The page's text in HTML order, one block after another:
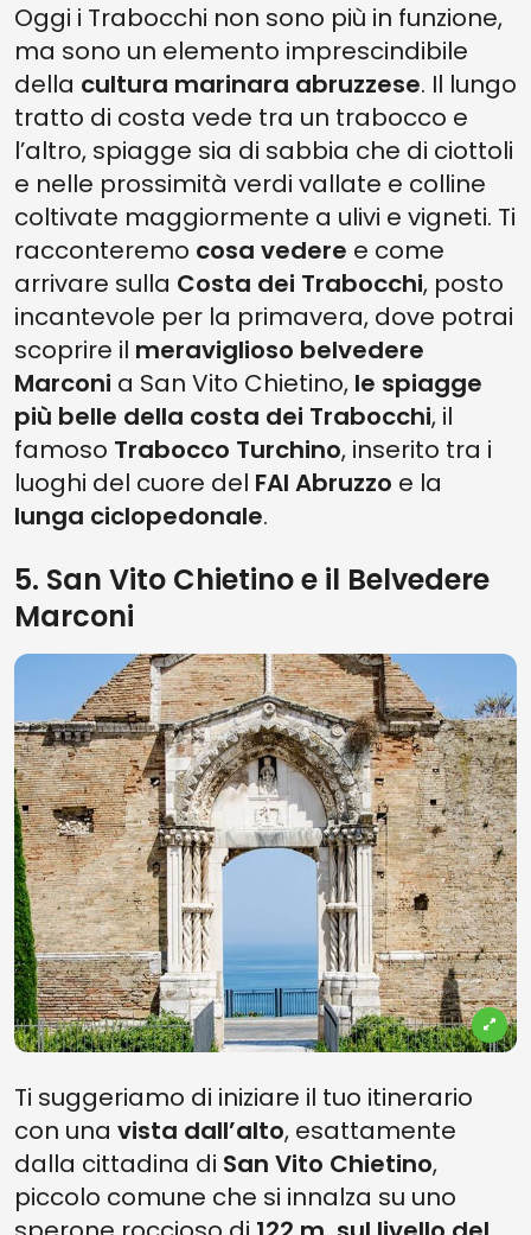
Oggi i Trabocchi non sono più in funzione,
ma sono un elemento imprescindibile
della cultura marinara abruzzese. Il lungo
tratto di costa vede tra un trabocco e
l’altro, spiagge sia di sabbia che di ciottoli
e nelle prossimità verdi vallate e colline
coltivate maggiormente a ulivi e vigneti. Ti
racconteremo cosa vedere e come
arrivare sulla Costa dei Trabocchi, posto
incantevole per la primavera, dove potrai
scoprire il meraviglioso belvedere
Marconi a San Vito Chietino, le spiagge
più belle della costa dei Trabocchi, il
famoso Trabocco Turchino, inserito tra i
luoghi del cuore del FAI Abruzzo e la
lunga ciclopedonale.
5. San Vito Chietino e il Belvedere
Marconi
Ti suggeriamo di iniziare il tuo itinerario
con una vista dall’alto, esattamente
dalla cittadina di San Vito Chietino,
piccolo comune che si innalza su uno